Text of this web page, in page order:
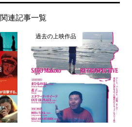
関連記事一覧
過去の上映作品